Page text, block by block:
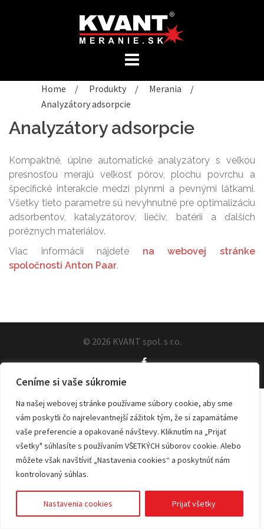
Ceníme si vaše súkromie
Na našej webovej stránke používame súbory cookie, aby sme
vám poskytli čo najrelevantnejší zážitok tým, že si zapamätáme
vaše preferencie a opakované návštevy. Kliknutím na „Prijať
všetky" súhlasíte s používaním VŠETKÝCH súborov cookie. Alebo
môžete však navštíviť „Nastavenia cookies“ a poskytnúť nám
kontrolovaný súhlas.
Nastavenia cookies Prijať všetky
Home / Produkty / Merania
/
Analyzátory adsorpcie
Analyzátory adsorpcie
Kompaktné, úplne automatické analyzátory s veľkou
presnosťou merajú veľkosť pórov, plochu povrchu a
špecifické interakcie medzi plynmi a pevnými látkami.
Všetky tieto parametre sú nevyhnutné pre optimalizáciu
adsorbentov, katalyzátorov, liečiv, batérií a ďalších
poréznych materiálov.
Viac informácií nájdete na webovej stránke
spoločnosti Anton Paar.
© 2026 KVANT spol. s r.o.